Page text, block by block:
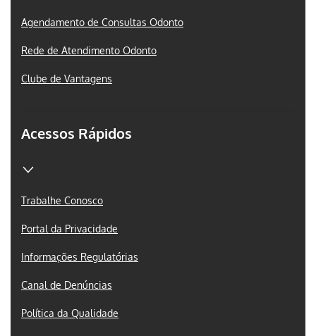
Agendamento de Consultas Odonto
Rede de Atendimento Odonto
Clube de Vantagens
Acessos Rápidos
Trabalhe Conosco
Portal da Privacidade
Informações Regulatórias
Canal de Denúncias
Política da Qualidade